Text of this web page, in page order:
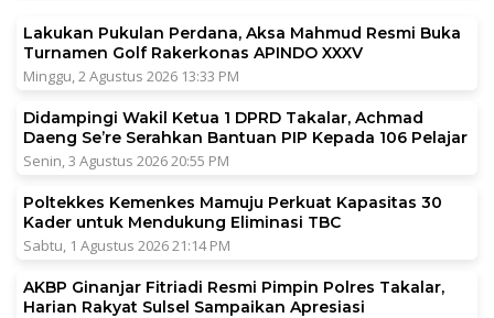
Lakukan Pukulan Perdana, Aksa Mahmud Resmi Buka
Turnamen Golf Rakerkonas APINDO XXXV
Minggu, 2 Agustus 2026 13:33 PM
Didampingi Wakil Ketua 1 DPRD Takalar, Achmad
Daeng Se’re Serahkan Bantuan PIP Kepada 106 Pelajar
Senin, 3 Agustus 2026 20:55 PM
Poltekkes Kemenkes Mamuju Perkuat Kapasitas 30
Kader untuk Mendukung Eliminasi TBC
Sabtu, 1 Agustus 2026 21:14 PM
AKBP Ginanjar Fitriadi Resmi Pimpin Polres Takalar,
Harian Rakyat Sulsel Sampaikan Apresiasi